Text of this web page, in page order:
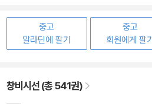
중고
알라딘에 팔기
중고
회원에게 팔기
창비시선 (총 541권)